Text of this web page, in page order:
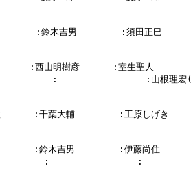
:鈴木吉男        :須田正巳
:西山明樹彦      :室生聖人
:                :山根理宏(
:千葉大輔        :工原しげき
:鈴木吉男        :伊藤尚住
:                :